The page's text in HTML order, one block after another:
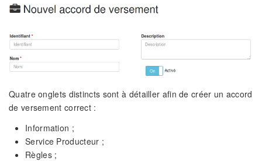
Quatre onglets distincts sont à détailler afin de créer un accord
de versement correct :
Information ;
Service Producteur ;
Règles ;